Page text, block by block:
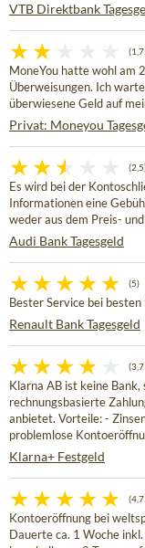
VTB Direktbank
MoneYou hatte wohl am
Überweisungen. Ich
überwiesene Geld auf
Privat: Moneyou
Es wird bei der
Informationen eine
weder aus dem Preis- und
Audi Bank Tagesgeld
(5)
Bester Service bei
Renault Bank Tagesgeld
Klarna AB ist keine
rechnungsbasierte
anbietet. Vorteile: -
problemlose
Klarna+ Festgeld
Kontoeröffnung bei
Dauerte ca. 1 Woche